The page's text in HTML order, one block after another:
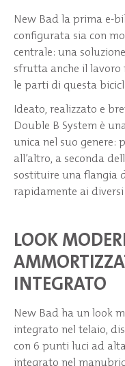
New Bad la prima e-
configurata sia con
centrale: una
sfrutta anche il
le parti di questa
Ideato, realizzato e
Double B System è
unica nel suo genere:
all’altro, a seconda
sostituire una flangia
rapidamente ai
LOOK
INTEGRATO
New Bad ha un look
integrato nel telaio,
con 6 punti luci ad
integrato nel